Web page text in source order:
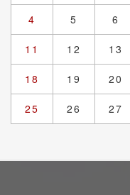
4 5 6
11 12 13
18 19 20
25 26 27